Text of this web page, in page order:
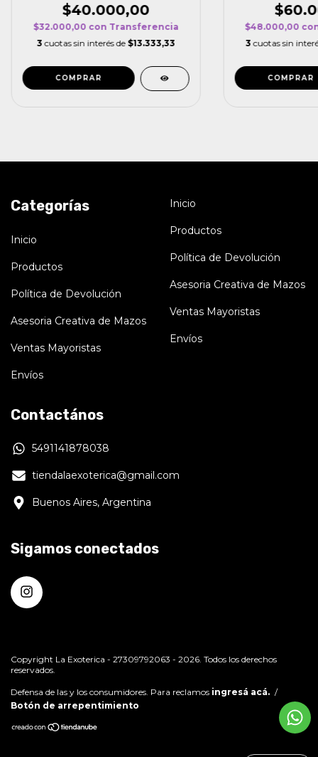
$40.000,00
$32.000,00 con Transferencia
3 cuotas sin interés de $13.333,33
$48.000,00
3 cuotas sin
Categorías
Inicio
Productos
Política de Devolución
Asesoria Creativa de Mazos
Ventas Mayoristas
Envíos
Inicio
Productos
Política de Devolución
Asesoria Creativa de Mazos
Ventas Mayoristas
Envíos
Contactános
5491141878038
tiendalaexoterica@gmail.com
Buenos Aires, Argentina
Sigamos conectados
Copyright La Exoterica - 27309792063 - 2026. Todos los derechos
reservados.
Defensa de las y los consumidores. Para reclamos ingresá acá. /
Botón de arrepentimiento